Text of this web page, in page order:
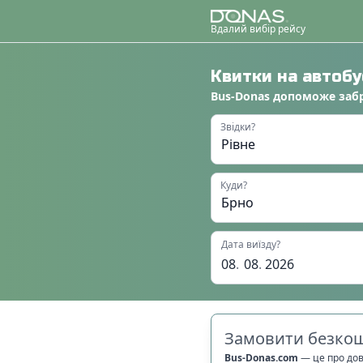
Вдалий вибір рейсу
Квитки на
Bus-Donas допоможе
Звідки?
Куди?
Дата виїзду?
08. 08. 2026
Замовити
Bus-Donas.com — це про